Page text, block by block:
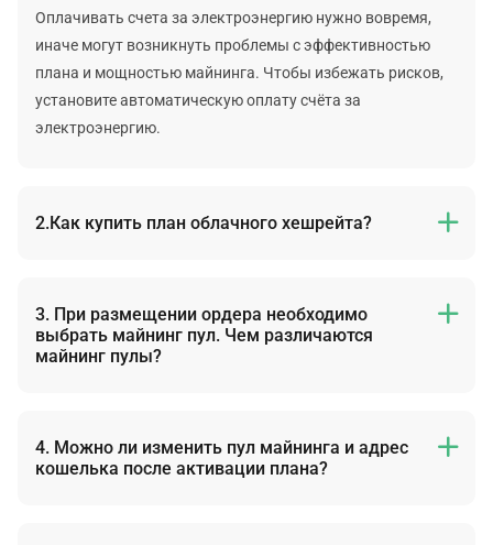
Оплачивать счета за электроэнергию нужно вовремя,
иначе могут возникнуть проблемы с эффективностью
плана и мощностью майнинга. Чтобы избежать рисков,
установите автоматическую оплату счёта за
электроэнергию.
2.Как купить план облачного хешрейта? 
изначальные дни потребления электричества ->
выберите способ оплаты -> отправьте ордер -> выберите
способ оплаты -> оплатите всю сумму в течение 6 часов.
3. При размещении ордера необходимо
выбрать майнинг пул. Чем различаются
майнинг пулы?

и поддерживаемые криптовалюты.
Более подробная информация указана в статье нашего
4. Можно ли изменить пул майнинга и адрес
кошелька после активации плана?
